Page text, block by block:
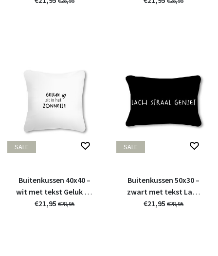
SALE
Buitenkussen 40x40 –
wit met tekst Geluk zit
in het zonnetje
€21,95 €28,95
SALE
Buitenkussen 50x30 –
zwart met tekst Lach
Straal Geniet
€21,95 €28,95